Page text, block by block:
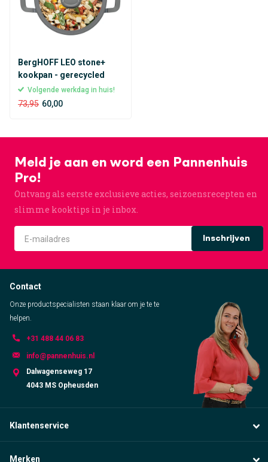
BergHOFF LEO stone+
kookpan - gerecycled
Volgende werkdag in huis!
73,95 60,00
Meld je aan en word een Pannenhuis
Pro!
Ontvang als eerste exclusieve acties, seizoensrecepten en
slimme kooktips in je inbox.
Inschrijven
Contact
Onze productspecialisten staan klaar om je te te
helpen.
+31 488 44 06 83
info@pannenhuis.nl
Dalwagenseweg 17
4043 MS Opheusden
Klantenservice
Merken